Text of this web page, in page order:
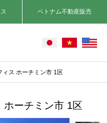
ベトナム不動産販売
ィス ホーチミン市 1区
ホーチミン市 1区